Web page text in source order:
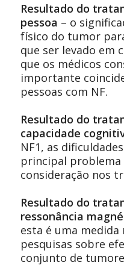
Resultado do
pessoa – o
físico do tumor
que ser levado em
que os médicos
importante
pessoas com NF.
Resultado do
capacidade
NF1, as
principal problema
consideração nos
Resultado do
ressonância
esta é uma medida
pesquisas sobre
conjunto de